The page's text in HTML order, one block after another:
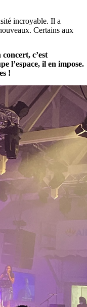
incroyable. Il a
Certains aux
c’est
l’espace, il en impose.
!